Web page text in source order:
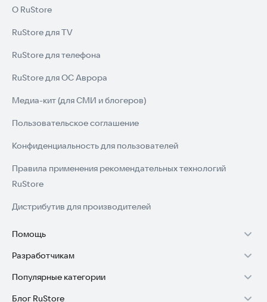
О RuStore
RuStore для TV
RuStore для телефона
RuStore для ОС Аврора
Медиа-кит (для СМИ и блогеров)
Пользовательское соглашение
Конфиденциальность для пользователей
Правила применения рекомендательных технологий
RuStore
Дистрибутив для производителей
Помощь
Установка RuStore на TV
Установка RuStore на телефон
Разработчикам
Зарабатывать с RuStore
Популярные категории
Блог RuStore